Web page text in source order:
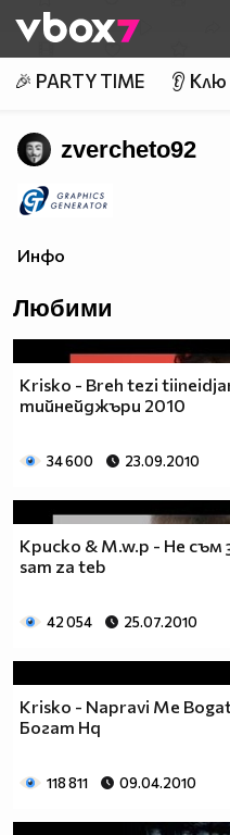
👾
🎉 PARTY TIME 👂
zvercheto92
Инфо
Любими
Krisko - Breh tezi
тийнейджъри 2010
34 600 23.09.2010
Криско & M.w.p - Не съм
sam za teb
42 054 25.07.2010
Krisko - Napravi Me
Богат Hq
118 811 09.04.2010